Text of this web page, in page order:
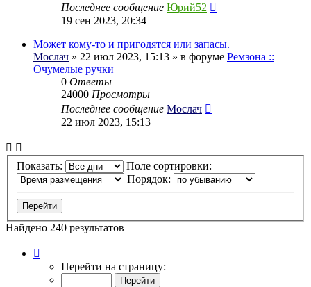
Последнее сообщение Юрий52
19 сен 2023, 20:34
Может кому-то и пригодятся или запасы.
Мослач » 22 июл 2023, 15:13 » в форуме Ремзона ::
Очумелые ручки
0 Ответы
24000 Просмотры
Последнее сообщение Мослач
22 июл 2023, 15:13
Показать:
Поле сортировки:
Порядок:
Найдено 240 результатов
Перейти на страницу: